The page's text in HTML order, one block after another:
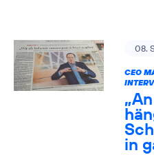
08.
CEO
in